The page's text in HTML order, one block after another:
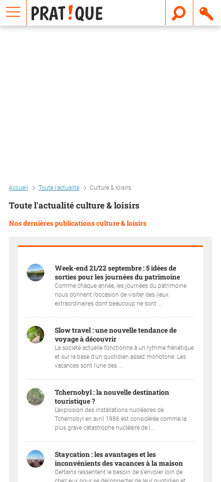
Accueil Toute l'actualité Culture & loisirs
Toute l'actualité culture & loisirs
Nos dernières publications culture & loisirs
Week-end 21/22 septembre : 5 idées de
sorties pour les journées du patrimoine
Comme chaque année, les journées du patrimoine
nous donnent l’occasion de visiter des lieux
extraordinaires dont beaucoup ne sont ...
Slow travel : une nouvelle tendance de
voyage à découvrir
La société actuelle fonctionne à un rythme frénétique
et sur la base d’un quotidien assez monotone. Les
vacances sont l’une des ...
Tchernobyl : la nouvelle destination
touristique ?
L’explosion des installations nucléaires de
Tchernobyl en avril 1986 est considérée comme la
plus grave catastrophe nucléaire de l...
Staycation : les avantages et les
inconvénients des vacances à la maison
Certains ressentent le besoin de s’envoler loin de
E
m
a